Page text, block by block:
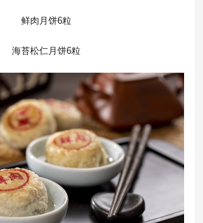
鲜肉月饼6粒
海苔松仁月饼6粒